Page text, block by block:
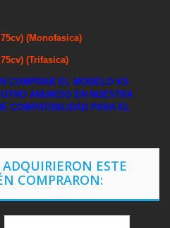
(Monofasica)
(Trifasica)
COMPRAR EL MODELO KS
ANUNCIO EN NUESTRA
COMPATIBILIDAD PARA EL
ESTE
COMPRARON: